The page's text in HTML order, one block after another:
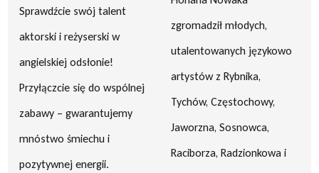
Sprawdźcie swój talent
aktorski i reżyserski w
angielskiej odsłonie!
Przyłączcie się do wspólnej
zabawy – gwarantujemy
mnóstwo śmiechu i
pozytywnej energii.
zgromadził młodych,
utalentowanych językowo
artystów z Rybnika,
Tychów, Częstochowy,
Jaworzna, Sosnowca,
Raciborza, Radzionkowa i